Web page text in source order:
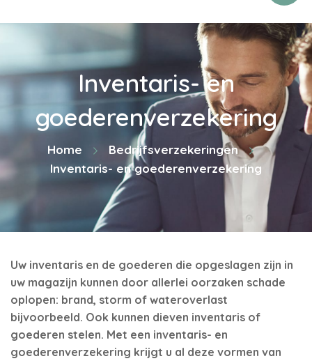
Inventaris- en
goederenverzekering
Home
Bedrijfsverzekeringen
Inventaris- en goederenverzekering
Uw inventaris en de goederen die opgeslagen zijn in
uw magazijn kunnen door allerlei oorzaken schade
oplopen: brand, storm of wateroverlast
bijvoorbeeld. Ook kunnen dieven inventaris of
goederen stelen. Met een inventaris- en
goederenverzekering krijgt u al deze vormen van